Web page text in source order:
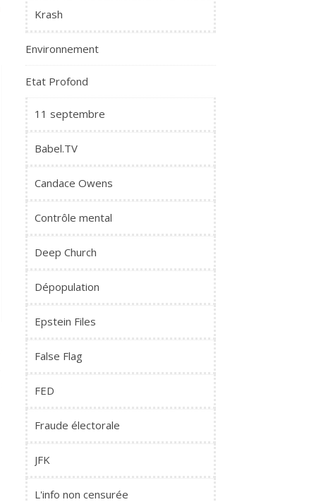
Krash
Environnement
Etat Profond
11 septembre
Babel.TV
Candace Owens
Contrôle mental
Deep Church
Dépopulation
Epstein Files
False Flag
FED
Fraude électorale
JFK
L'info non censurée